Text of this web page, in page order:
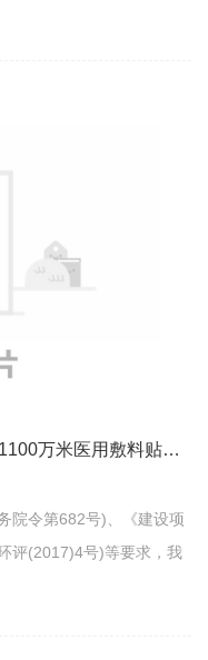
万米医用敷料贴项
院令第682号)、《建设项
评(2017)4号)等要求，我